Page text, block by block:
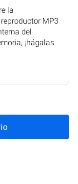
la
MP3
del
¡hágalas